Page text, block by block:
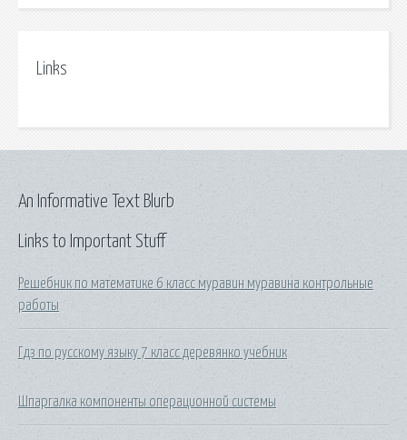
Links
Links to Important Stuff
Решебник по математике 6 класс муравин муравина контрольные
работы
Гдз по русскому языку 7 класс деревянко учебник
Шпаргалка компоненты операционной системы
An Informative Text Blurb